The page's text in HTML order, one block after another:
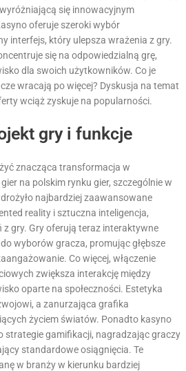
się innowacyjnym
oferuje szeroki wybór
interfejs, który ulepsza wrażenia z gry.
się na odpowiedzialną grę,
dla swoich użytkowników. Co je
wracają po więcej? Dyskusja na temat
wciąż zyskuje na popularności.
gry i funkcje
znacząca transformacja w
na polskim rynku gier, szczególnie w
najbardziej zaawansowane
reality i sztuczna inteligencja,
gry. Gry oferują teraz interaktywne
wyborów gracza, promując głębsze
Co więcej, włączenie
zwiększa interakcję między
oparte na społeczności. Estetyka
a zanurzająca grafika
życiem światów. Ponadto kasyno
strategie gamifikacji, nagradzając graczy
standardowe osiągnięcia. Te
w branży w kierunku bardziej